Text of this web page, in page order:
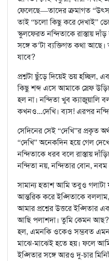
ফেলেছে—তাদের ক্রমাগত
তাই “চলো কিছু করে দেখাই”
স্কুলফেরত নন্দিতাকে রাস্তায়
সঙ্গে ক’টা ব্যক্তিগত কথা
যাবে?
প্রশ্নটা ছুঁড়ে দিয়েই ভয় হচ্ছিল,
কিছু শব্দ এসে আমাকে স্রেফ
হল না। নন্দিতা খুব
কখনও...দেখি। ব্যস! এরপর
সেদিনের সেই “দেখি”র প্রকৃত
“দেখি” অনেকদিন হয়ে গেল
নন্দিতাকে ধরব বলে রাস্তায়
নন্দিতা নয়, নন্দিতার বোন, নবম
সামান্য হতাশ আমি তবুও গলাটা
আন্তরিক করে ইপ্সিতাকে
আমার প্রশ্নের উত্তরে ইপ্সিতার
আছি পলাশদা। তুমি কেমন
হল, এমনকি ওকেও সম্ভবত এমন
মাঝে-মাঝেই হতে হয়। ফলে
ইপ্সিতার সঙ্গে আরও দু-চার